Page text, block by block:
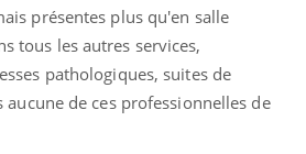
présentes plus qu'en salle
tous les autres services,
pathologiques, suites de
aucune de ces professionnelles de